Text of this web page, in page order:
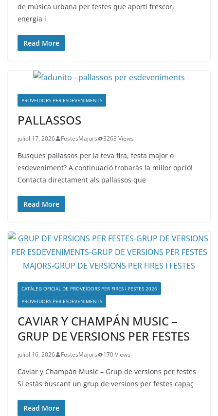
de música urbana per festes que aporti frescor,
energia i
Read More
PROVEÏDORS PER ESDEVENIMENTS
PALLASSOS
juliol 17, 2026 FestesMajors 3263 Views
Busques pallassos per la teva fira, festa major o
esdeveniment? A continuació trobaràs la millor opció!
Contacta directament als pallassos que
Read More
CATÀLEG OFICIAL DE PROVEÏDORS PER FIRES I FESTES 2026
PROVEÏDORS PER ESDEVENIMENTS
CAVIAR Y CHAMPÁN MUSIC –
GRUP DE VERSIONS PER FESTES
juliol 16, 2026 FestesMajors 170 Views
Caviar y Champán Music – Grup de versions per festes
Si estàs buscant un grup de versions per festes capaç
Read More